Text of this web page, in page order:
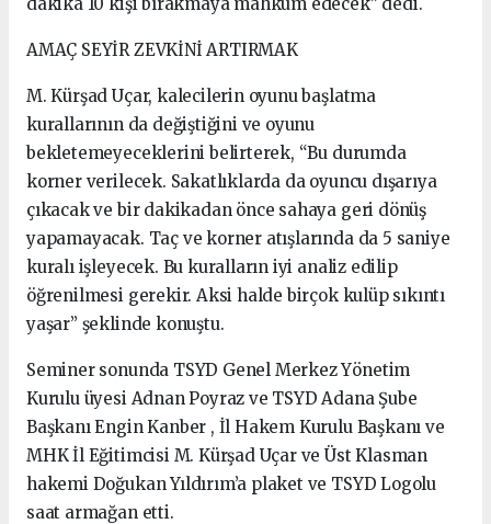
AMAÇ SEYİR ZEVKİNİ ARTIRMAK
M. Kürşad Uçar, kalecilerin oyunu başlatma
kurallarının da değiştiğini ve oyunu
bekletemeyeceklerini belirterek, “Bu durumda
korner verilecek. Sakatlıklarda da oyuncu dışarıya
çıkacak ve bir dakikadan önce sahaya geri dönüş
yapamayacak. Taç ve korner atışlarında da 5 saniye
kuralı işleyecek. Bu kuralların iyi analiz edilip
öğrenilmesi gerekir. Aksi halde birçok kulüp sıkıntı
yaşar” şeklinde konuştu.
Seminer sonunda TSYD Genel Merkez Yönetim
Kurulu üyesi Adnan Poyraz ve TSYD Adana Şube
Başkanı Engin Kanber , İl Hakem Kurulu Başkanı ve
MHK İl Eğitimcisi M. Kürşad Uçar ve Üst Klasman
hakemi Doğukan Yıldırım’a plaket ve TSYD Logolu
saat armağan etti.